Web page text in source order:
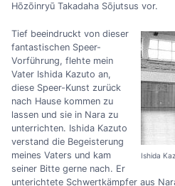
Hōzōinryū Takadaha Sōjutsus vor.
Ishida
Tief beeindruckt von dieser
fantastischen Speer-
Vorführung, flehte mein
Vater Ishida Kazuto an,
diese Speer-Kunst zurück
nach Hause kommen zu
lassen und sie in Nara zu
unterrichten. Ishida Kazuto
verstand die Begeisterung
meines Vaters und kam
seiner Bitte gerne nach. Er
unterichtete Schwertkämpfer aus